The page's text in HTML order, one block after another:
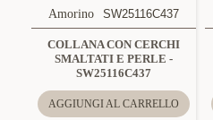
Amorino SW25116C437
COLLANA CON CERCHI
SMALTATI E PERLE -
SW25116C437
AGGIUNGI AL CARRELLO